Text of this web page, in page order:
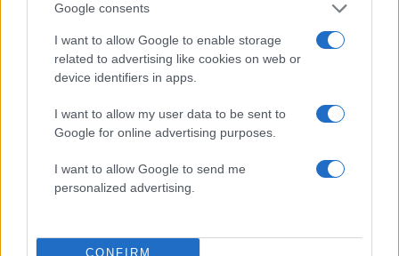
Google consents
I want to allow Google to enable storage
related to advertising like cookies on web or
device identifiers in apps.
I want to allow my user data to be sent to
Google for online advertising purposes.
I want to allow Google to send me
personalized advertising.
CONFIRM
Πιο σχολιασμένα
Marfin: Η 46χρονη πήρε προθεσμία για
να απολογηθεί την Τρίτη – «Είναι αθώα,
συμμετείχε στη διαδήλωση όπως και
100.000 άτομα»
Βγήκαν ξανά τα μαχαίρια στην Ελπίδα
για τη Δημοκρατία: «Καρυστιανού,
Γρατσία και Γαλανός μετέτρεψαν το
78 Μεταφορές χρημάτων: Πότε μπορεί να